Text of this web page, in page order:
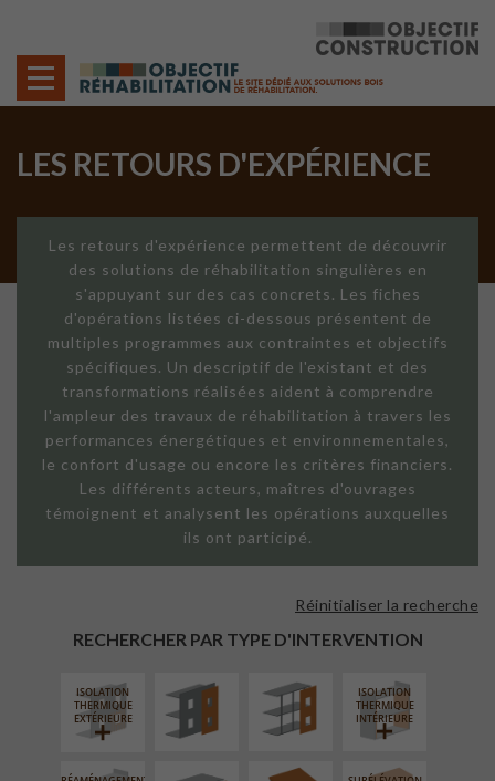
LES RETOURS D'EXPÉRIENCE
Les retours d'expérience permettent de découvrir
des solutions de réhabilitation singulières en
s'appuyant sur des cas concrets. Les fiches
d'opérations listées ci-dessous présentent de
multiples programmes aux contraintes et objectifs
spécifiques. Un descriptif de l'existant et des
transformations réalisées aident à comprendre
l'ampleur des travaux de réhabilitation à travers les
performances énergétiques et environnementales,
le confort d'usage ou encore les critères financiers.
Les différents acteurs, maîtres d'ouvrages
témoignent et analysent les opérations auxquelles
ils ont participé.
RECHERCHER PAR TYPE D'INTERVENTION
Réinitialiser la recherche
ISOLATION
THERMIQUE
EXTÉRIEURE
FAÇADE SUR
LINÉAIRE
ISOLATION
THERMIQUE
INTÉRIEURE
FERMETURE
LOGGIAS
RÉFECTION DES
TOITURES